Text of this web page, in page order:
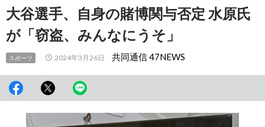
動大谷選手、自身の賭博関与否定 水原氏
が「窃盗、みんなにうそ」
スポーツ 2024年3月26日 共同通信 47NEWS